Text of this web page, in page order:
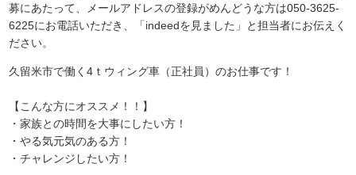
募にあたって、メールアドレスの登録がめんどうな方は050-3625-
6225にお電話いただき、「indeedを見ました」と担当者にお伝えく
ださい。
久留米市で働く4ｔウィング車（正社員）のお仕事です！
【こんな方にオススメ！！】
・家族との時間を大事にしたい方！
・やる気元気のある方！
・チャレンジしたい方！